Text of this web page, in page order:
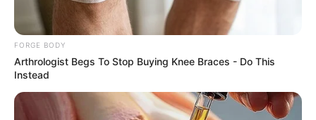
FORGE BODY
Arthrologist Begs To Stop Buying Knee Braces - Do This
Instead